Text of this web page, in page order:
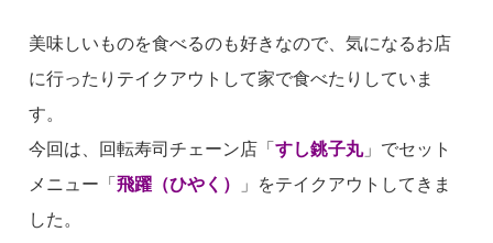
美味しいものを食べるのも好きなので、気になるお店
に行ったりテイクアウトして家で食べたりしていま
す。
今回は、回転寿司チェーン店「 すし銚子丸」でセット
メニュー「 飛躍（ひやく）
」をテイクアウトしてきま
した。